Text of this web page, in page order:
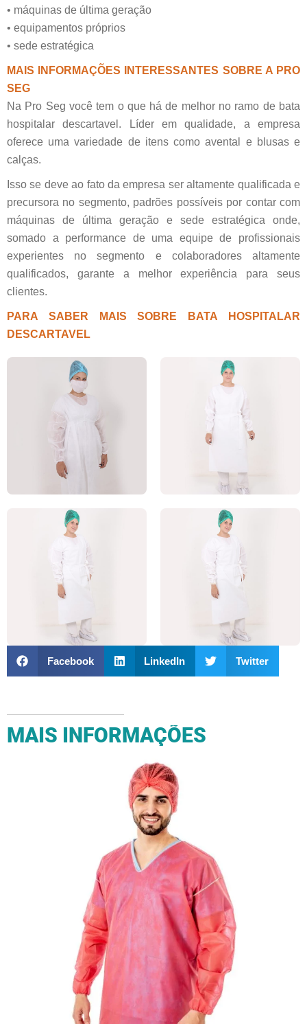
• máquinas de última geração
• equipamentos próprios
• sede estratégica
MAIS INFORMAÇÕES INTERESSANTES SOBRE A PRO
SEG
Na Pro Seg você tem o que há de melhor no ramo de bata
hospitalar descartavel. Líder em qualidade, a empresa
oferece uma variedade de itens como avental e blusas e
calças.
Isso se deve ao fato da empresa ser altamente qualificada e
precursora no segmento, padrões possíveis por contar com
máquinas de última geração e sede estratégica onde,
somado a performance de uma equipe de profissionais
experientes no segmento e colaboradores altamente
qualificados, garante a melhor experiência para seus
clientes.
PARA SABER MAIS SOBRE BATA HOSPITALAR
DESCARTAVEL
Facebook LinkedIn Twitter
MAIS INFORMAÇÕES